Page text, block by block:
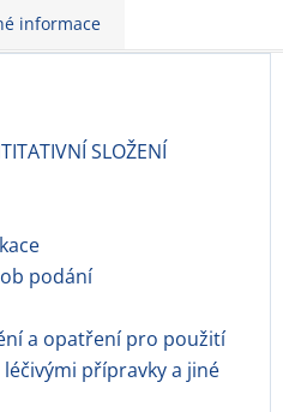
informace
SLOŽENÍ
podání
a opatření pro použití
přípravky a jiné